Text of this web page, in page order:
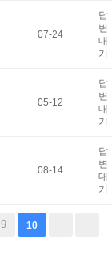
07-24
답
변
대
기
05-12
답
변
대
기
08-14
답
변
대
기
9 10